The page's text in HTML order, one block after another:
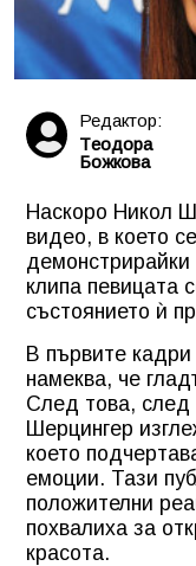
Редактор:
Tеодора
Божкова
Наскоро Никол
видео, в което
демонстрирайки
клипа певицата
състоянието ѝ
В първите
намеква, че
След това, след
Шерцингер
което
емоции. Тази
положителни
похвалиха за
красота.